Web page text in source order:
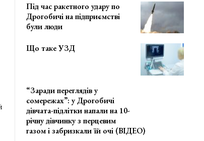
Під час ракетного удару по
Дрогобичі на підприємстві
були люди
Що таке УЗД
“Заради переглядів у
сомережах”: у Дрогобичі
дівчата-підлітки напали на 10-
річну дівчинку з перцевим
газом і забризкали їй очі (ВІДЕО)